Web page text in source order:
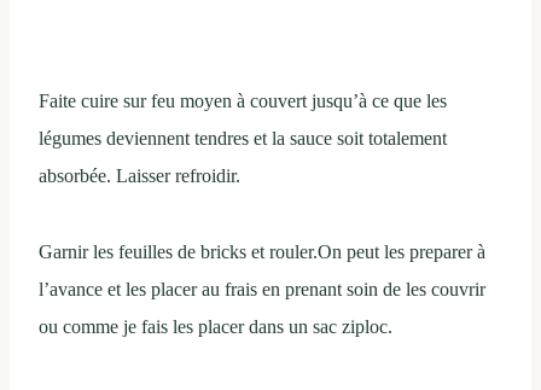
Faite cuire sur feu moyen à couvert jusqu’à ce que les
légumes deviennent tendres et la sauce soit totalement
absorbée. Laisser refroidir.
Garnir les feuilles de bricks et rouler.On peut les preparer à
l’avance et les placer au frais en prenant soin de les couvrir
ou comme je fais les placer dans un sac ziploc.